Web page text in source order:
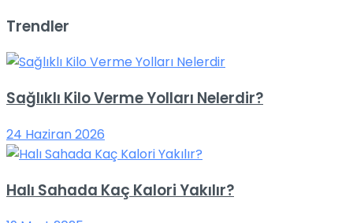
Trendler
Sağlıklı Kilo Verme Yolları Nelerdir?
24 Haziran 2026
Halı Sahada Kaç Kalori Yakılır?